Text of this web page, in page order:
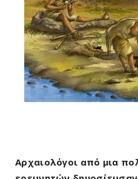
Αρχαιολόγοι από μια